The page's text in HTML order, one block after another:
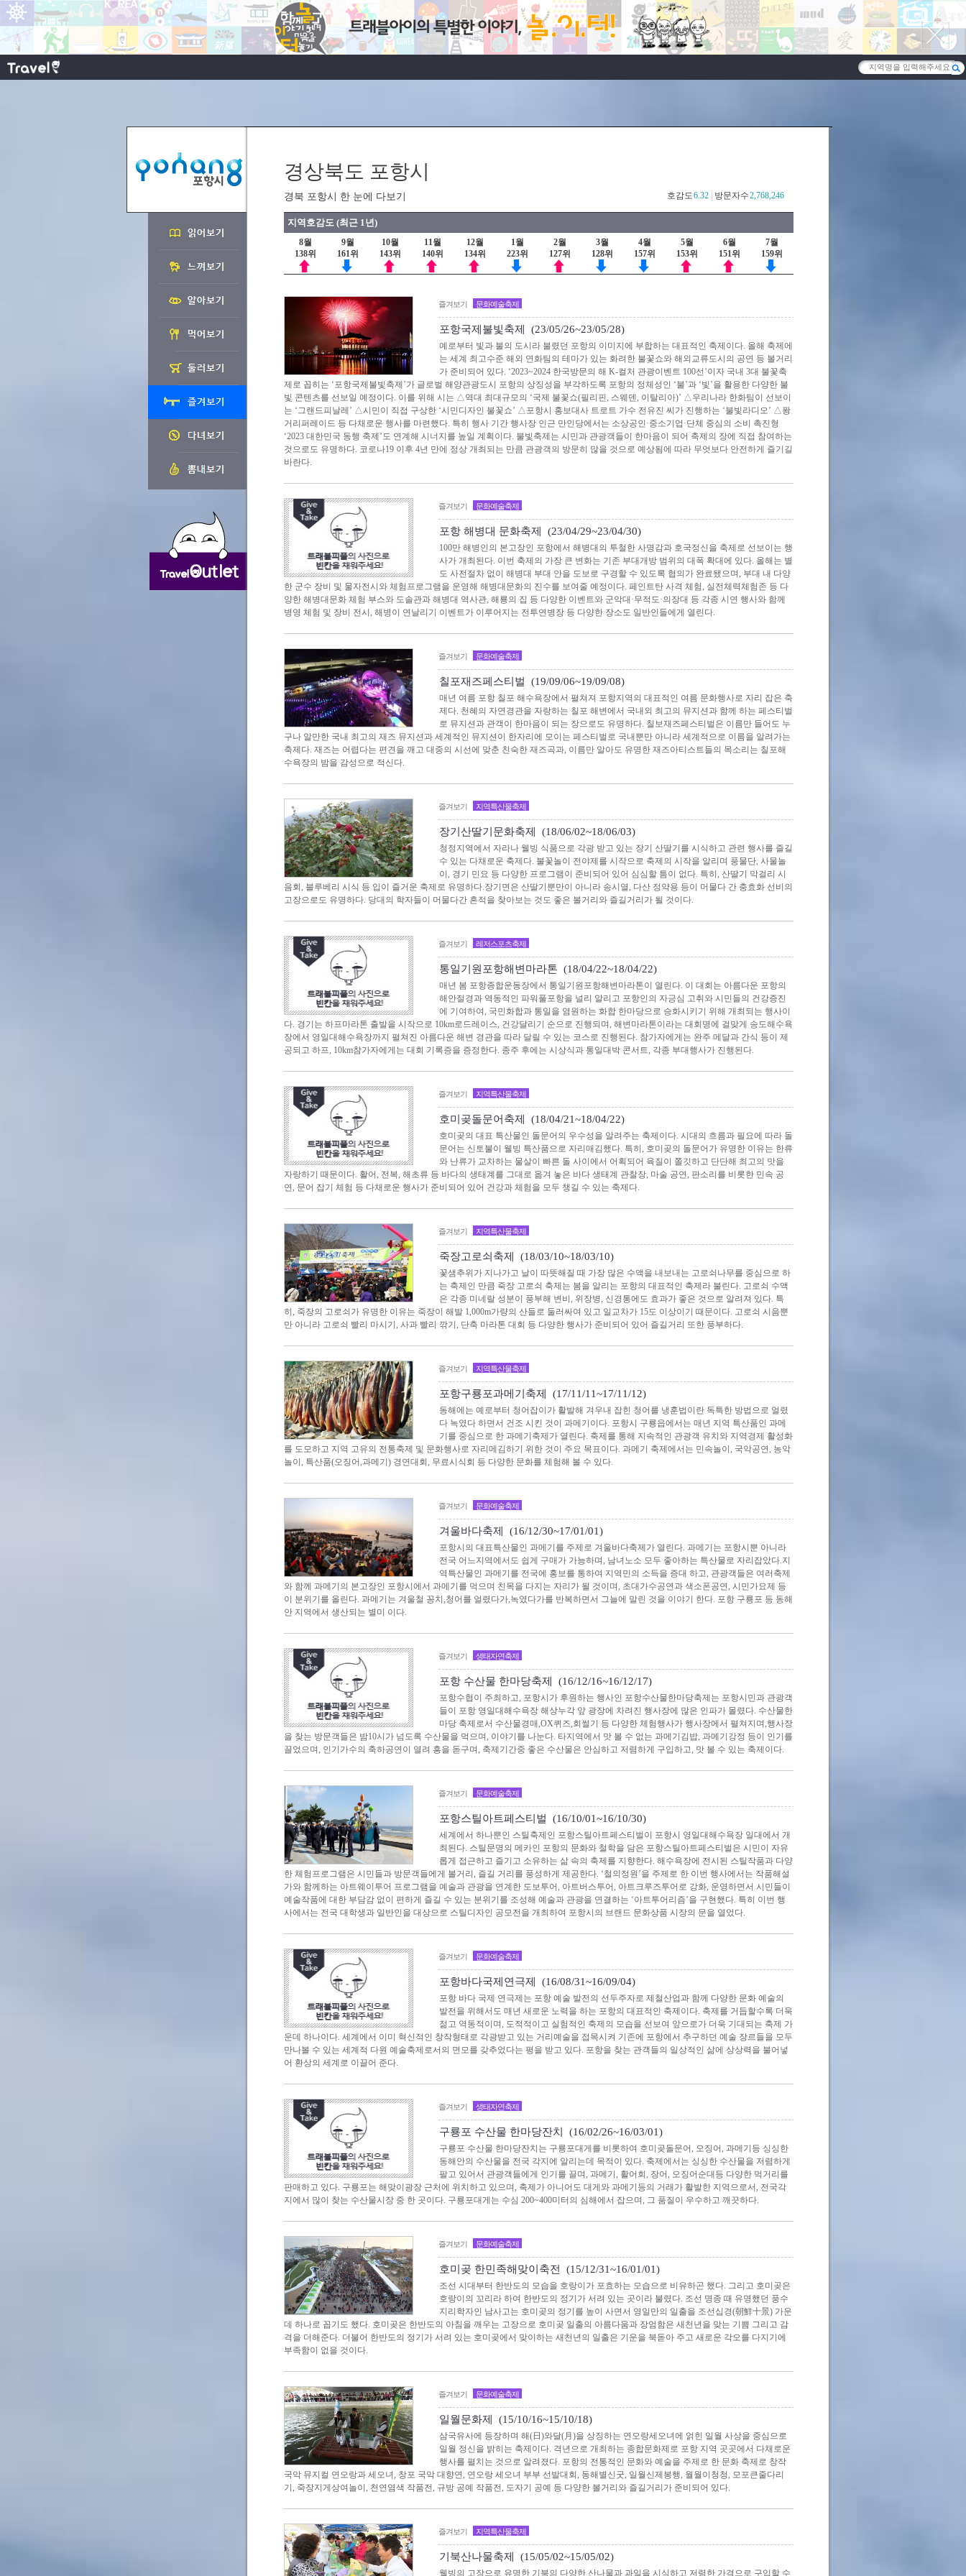
경상북도 포항시
경북 포항시 한 눈에 다보기 방문자수2,768,246
호감도6.32
지역호감도 (최근 1년)
8월
138위
9월
161위
10월
143위
11월
140위
12월
134위
1월
223위
2월
127위
3월
128위
4월
157위
5월
153위
6월
151위
7월
159위
즐겨보기 문화예술축제
포항국제불빛축제 (23/05/26~23/05/28)
예로부터 빛과 불의 도시라 불렸던 포항의 이미지에 부합하는 대표적인 축제이다. 올해 축제에
는 세계 최고수준 해외 연화팀의 테마가 있는 화려한 불꽃쇼와 해외교류도시의 공연 등 볼거리
가 준비되어 있다. ‘2023~2024 한국방문의 해 K-컬처 관광이벤트 100선’이자 국내 3대 불꽃축
제로 꼽히는 ‘포항국제불빛축제’가 글로벌 해양관광도시 포항의 상징성을 부각하도록 포항의 정체성인 ‘불’과 ‘빛’을 활용한 다양한 불
빛 콘텐츠를 선보일 예정이다. 이를 위해 시는 △역대 최대규모의 ‘국제 불꽃쇼(필리핀, 스웨덴, 이탈리아)’ △우리나라 한화팀이 선보이
는 ‘그랜드피날레’ △시민이 직접 구상한 ‘시민디자인 불꽃쇼’ △포항시 홍보대사 트로트 가수 전유진 씨가 진행하는 ‘불빛라디오’ △퐝
거리퍼레이드 등 다채로운 행사를 마련했다. 특히 행사 기간 행사장 인근 만인당에서는 소상공인·중소기업·단체 중심의 소비 촉진형
‘2023 대한민국 동행 축제’도 연계해 시너지를 높일 계획이다. 불빛축제는 시민과 관광객들이 한마음이 되어 축제의 장에 직접 참여하는
것으로도 유명하다. 코로나19 이후 4년 만에 정상 개최되는 만큼 관광객의 방문히 많을 것으로 예상됨에 따라 무엇보다 안전하게 즐기길
바란다.
즐겨보기 문화예술축제
포항 해병대 문화축제 (23/04/29~23/04/30)
100만 해병인의 본고장인 포항에서 해병대의 투철한 사명감과 호국정신을 축제로 선보이는 행
사가 개최된다. 이번 축제의 가장 큰 변화는 기존 부대개방 범위의 대폭 확대에 있다. 올해는 별
도 사전절차 없이 해병대 부대 안을 도보로 구경할 수 있도록 협의가 완료됐으며, 부대 내 다양
한 군수 장비 및 물자전시와 체험프로그램을 운영해 해병대문화의 진수를 보여줄 예정이다. 페인트탄 사격 체험, 실전체력체험존 등 다
양한 해병대문화 체험 부스와 도솔관과 해병대 역사관, 해룡의 집 등 다양한 이벤트와 군악대·무적도·의장대 등 각종 시연 행사와 함께
병영 체험 및 장비 전시, 해병이 연날리기 이벤트가 이루어지는 전투연병장 등 다양한 장소도 일반인들에게 열린다.
즐겨보기 문화예술축제
칠포재즈페스티벌 (19/09/06~19/09/08)
매년 여름 포항 칠포 해수욕장에서 펼쳐져 포항지역의 대표적인 여름 문화행사로 자리 잡은 축
제다. 천혜의 자연경관을 자랑하는 칠포 해변에서 국내외 최고의 뮤지션과 함께 하는 페스티벌
로 뮤지션과 관객이 한마음이 되는 장으로도 유명하다. 칠보재즈페스티벌은 이름만 들어도 누
구나 알만한 국내 최고의 재즈 뮤지션과 세계적인 뮤지션이 한자리에 모이는 페스티벌로 국내뿐만 아니라 세계적으로 이름을 알려가는
축제다. 재즈는 어렵다는 편견을 깨고 대중의 시선에 맞춘 친숙한 재즈곡과, 이름만 알아도 유명한 재즈아티스트들의 목소리는 칠포해
수욕장의 밤을 감성으로 적신다.
즐겨보기 지역특산물축제
장기산딸기문화축제 (18/06/02~18/06/03)
청정지역에서 자라나 웰빙 식품으로 각광 받고 있는 장기 산딸기를 시식하고 관련 행사를 즐길
수 있는 다채로운 축제다. 불꽃놀이 전야제를 시작으로 축제의 시작을 알리며 풍물단, 사물놀
이, 경기 민요 등 다양한 프로그램이 준비되어 있어 심심할 틈이 없다. 특히, 산딸기 막걸리 시
음회, 블루베리 시식 등 입이 즐거운 축제로 유명하다.장기면은 산딸기뿐만이 아니라 송시열, 다산 정약용 등이 머물다 간 충효화 선비의
고장으로도 유명하다. 당대의 학자들이 머물다간 흔적을 찾아보는 것도 좋은 볼거리와 즐길거리가 될 것이다.
즐겨보기 레저스포츠축제
통일기원포항해변마라톤 (18/04/22~18/04/22)
매년 봄 포항종합운동장에서 통일기원포항해변마라톤이 열린다. 이 대회는 아름다운 포항의
해안절경과 역동적인 파워풀포항을 널리 알리고 포항인의 자긍심 고취와 시민들의 건강증진
에 기여하여, 국민화합과 통일을 염원하는 화합 한마당으로 승화시키기 위해 개최되는 행사이
다. 경기는 하프마라톤 출발을 시작으로 10km로드레이스, 건강달리기 순으로 진행되며, 해변마라톤이라는 대회명에 걸맞게 송도해수욕
장에서 영일대해수욕장까지 펼쳐진 아름다운 해변 경관을 따라 달릴 수 있는 코스로 진행된다. 참가자에게는 완주 메달과 간식 등이 제
공되고 하프, 10km참가자에게는 대회 기록증을 증정한다. 종주 후에는 시상식과 통일대박 콘서트, 각종 부대행사가 진행된다.
즐겨보기 지역특산물축제
호미곶돌문어축제 (18/04/21~18/04/22)
호미곶의 대표 특산물인 돌문어의 우수성을 알려주는 축제이다. 시대의 흐름과 필요에 따라 돌
문어는 신토불이 웰빙 특산품으로 자리매김했다. 특히, 호미곶의 돌문어가 유명한 이유는 한류
와 난류가 교차하는 물살이 빠른 돌 사이에서 어획되어 육질이 쫄깃하고 단단해 최고의 맛을
자랑하기 때문이다. 활어, 전복, 해초류 등 바다의 생태계를 그대로 옮겨 놓은 바다 생태계 관찰장, 마술 공연, 판소리를 비롯한 민속 공
연, 문어 잡기 체험 등 다채로운 행사가 준비되어 있어 건강과 체험을 모두 챙길 수 있는 축제다.
즐겨보기 지역특산물축제
죽장고로쇠축제 (18/03/10~18/03/10)
꽃샘추위가 지나가고 날이 따뜻해질 때 가장 많은 수액을 내보내는 고로쇠나무를 중심으로 하
는 축제인 만큼 죽장 고로쇠 축제는 봄을 알리는 포항의 대표적인 축제라 불린다. 고로쇠 수액
은 각종 미네랄 성분이 풍부해 변비, 위장병, 신경통에도 효과가 좋은 것으로 알려져 있다. 특
히, 죽장의 고로쇠가 유명한 이유는 죽장이 해발 1,000m가량의 산들로 둘러싸여 있고 일교차가 15도 이상이기 때문이다. 고로쇠 시음뿐
만 아니라 고로쇠 빨리 마시기, 사과 빨리 깎기, 단축 마라톤 대회 등 다양한 행사가 준비되어 있어 즐길거리 또한 풍부하다.
즐겨보기 지역특산물축제
포항구룡포과메기축제 (17/11/11~17/11/12)
동해에는 예로부터 청어잡이가 활발해 겨우내 잡힌 청어를 냉훈법이란 독특한 방법으로 얼렸
다 녹였다 하면서 건조 시킨 것이 과메기이다. 포항시 구룡읍에서는 매년 지역 특산품인 과메
기를 중심으로 한 과메기축제가 열린다. 축제를 통해 지속적인 관광객 유치와 지역경제 활성화
를 도모하고 지역 고유의 전통축제 및 문화행사로 자리메김하기 위한 것이 주요 목표이다. 과메기 축제에서는 민속놀이, 국악공연, 농악
놀이, 특산품(오징어,과메기) 경연대회, 무료시식회 등 다양한 문화를 체험해 볼 수 있다.
즐겨보기 문화예술축제
겨울바다축제 (16/12/30~17/01/01)
포항시의 대표특산물인 과메기를 주제로 겨울바다축제가 열린다. 과메기는 포항시뿐 아니라
전국 어느지역에서도 쉽게 구매가 가능하며, 남녀노소 모두 좋아하는 특산물로 자리잡았다.지
역특산물인 과메기를 전국에 홍보를 통하여 지역민의 소득을 증대 하고, 관광객들은 여러축제
와 함께 과메기의 본고장인 포항시에서 과메기를 먹으며 친목을 다지는 자리가 될 것이며, 초대가수공연과 색소폰공연, 시민가요제 등
이 분위기를 올린다. 과메기는 겨울철 꽁치,청어를 얼렸다가,녹였다가를 반복하면서 그늘에 말린 것을 이야기 한다. 포항 구룡포 등 동해
안 지역에서 생산되는 별미 이다.
즐겨보기 생태자연축제
포항 수산물 한마당축제 (16/12/16~16/12/17)
포항수협이 주최하고, 포항시가 후원하는 행사인 포항수산물한마당축제는 포항시민과 관광객
들이 포항 영일대해수욕장 해상누각 앞 광장에 차려진 행사장에 많은 인파가 몰렸다. 수산물한
마당 축제로서 수산물경매,OX퀴즈,회썰기 등 다양한 체험행사가 행사장에서 펼쳐지며,행사장
을 찾는 방문객들은 밤10시가 넘도록 수산물을 먹으며, 이야기를 나눈다. 타지역에서 맛 볼 수 없는 과메기김밥, 과메기강정 등이 인기를
끌었으며, 인기가수의 축하공연이 열려 흥을 돋구며, 축제기간중 좋은 수산물은 안심하고 저렴하게 구입하고, 맛 볼 수 있는 축제이다.
즐겨보기 문화예술축제
포항스틸아트페스티벌 (16/10/01~16/10/30)
세계에서 하나뿐인 스틸축제인 포항스틸아트페스티벌이 포항시 영일대해수욕장 일대에서 개
최된다. 스틸문명의 메카인 포항의 문화와 철학을 담은 포항스틸아트페스티벌은 시민이 자유
롭게 접근하고 즐기고 소유하는 삶 속의 축제를 지향한다. 해수욕장에 전시된 스틸작품과 다양
한 체험프로그램은 시민들과 방문객들에게 볼거리, 즐길 거리를 풍성하게 제공한다. ‘철의정원’을 주제로 한 이번 행사에서는 작품해설
가와 함께하는 아트웨이투어 프로그램을 예술과 관광을 연계한 도보투어, 아트버스투어, 아트크루즈투어로 강화, 운영하면서 시민들이
예술작품에 대한 부담감 없이 편하게 즐길 수 있는 분위기를 조성해 예술과 관광을 연결하는 ‘아트투어리즘’을 구현했다. 특히 이번 행
사에서는 전국 대학생과 일반인을 대상으로 스틸디자인 공모전을 개최하여 포항시의 브랜드 문화상품 시장의 문을 열었다.
즐겨보기 문화예술축제
포항바다국제연극제 (16/08/31~16/09/04)
포항 바다 국제 연극제는 포항 예술 발전의 선두주자로 제철산업과 함께 다양한 문화 예술의
발전을 위해서도 매년 새로운 노력을 하는 포항의 대표적인 축제이다. 축제를 거듭할수록 더욱
젊고 역동적이며, 도적적이고 실험적인 축제의 모습을 선보여 앞으로가 더욱 기대되는 축제 가
운데 하나이다. 세계에서 이미 혁신적인 창작형태로 각광받고 있는 거리예술을 접목시켜 기존에 포항에서 추구하던 예술 장르들을 모두
만나볼 수 있는 세계적 다원 예술축제로서의 면모를 갖추었다는 평을 받고 있다. 포항을 찾는 관객들의 일상적인 삶에 상상력을 불어넣
어 환상의 세계로 이끌어 준다.
즐겨보기 생태자연축제
구룡포 수산물 한마당잔치 (16/02/26~16/03/01)
구룡포 수산물 한마당잔치는 구룡포대게를 비롯하여 호미곶돌문어, 오징어, 과메기등 싱싱한
동해안의 수산물을 전국 각지에 알리는데 목적이 있다. 축제에서는 싱싱한 수산물을 저렴하게
팔고 있어서 관광객들에게 인기를 끌며, 과메기, 활어회, 장어, 오징어순대등 다양한 먹거리를
판매하고 있다. 구룡포는 해맞이광장 근처에 위치하고 있으며, 축제가 아니어도 대게와 과메기등의 거래가 활발한 지역으로서, 전국각
지에서 많이 찾는 수산물시장 중 한 곳이다. 구룡포대게는 수심 200~400미터의 심해에서 잡으며, 그 품질이 우수하고 깨끗하다.
즐겨보기 문화예술축제
호미곶 한민족해맞이축전 (15/12/31~16/01/01)
조선 시대부터 한반도의 모습을 호랑이가 포효하는 모습으로 비유하곤 했다. 그리고 호미곶은
호랑이의 꼬리라 하여 한반도의 정기가 서려 있는 곳이라 불렸다. 조선 명종 때 유명했던 풍수
지리학자인 남사고는 호미곶의 정기를 높이 사면서 영일만의 일출을 조선십경(朝鮮十景) 가운
데 하나로 꼽기도 했다. 호미곶은 한반도의 아침을 깨우는 고장으로 호미곶 일출의 아름다움과 장엄함은 새천년을 맞는 기쁨 그리고 감
격을 더해준다. 더불어 한반도의 정기가 서려 있는 호미곶에서 맞이하는 새천년의 일출은 기운을 북돋아 주고 새로운 각오를 다지기에
부족함이 없을 것이다.
즐겨보기 문화예술축제
일월문화제 (15/10/16~15/10/18)
삼국유사에 등장하며 해(日)와달(月)을 상징하는 연오랑세오녀에 얽힌 일월 사상을 중심으로
일월 정신을 밝히는 축제이다. 격년으로 개최하는 종합문화제로 포항 지역 곳곳에서 다채로운
행사를 펼치는 것으로 알려졌다. 포항의 전통적인 문화와 예술을 주제로 한 문화 축제로 창작
국악 뮤지컬 연오랑과 세오녀, 창포 국악 대향연, 연오랑 세오녀 부부 선발대회, 동해별신굿, 일월신제봉행, 월월이청청, 모포큰줄다리
기, 죽장지게상여놀이, 천연염색 작품전, 규방 공예 작품전, 도자기 공예 등 다양한 볼거리와 즐길거리가 준비되어 있다.
즐겨보기 지역특산물축제
기북산나물축제 (15/05/02~15/05/02)
웰빙의 고장으로 유명한 기북의 다양한 산나물과 과일을 시식하고 저렴한 가격으로 구입할 수